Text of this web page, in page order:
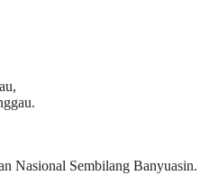
Nasional Sembilang Banyuasin.